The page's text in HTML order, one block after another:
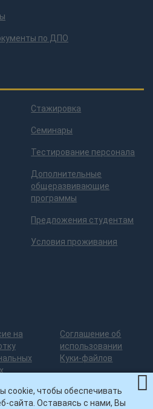
по ДПО
Стажировка
Семинары
Тестирование персонала
Дополнительные
общеразвивающие
программы
Предложения студентам
Условия проживания
на
Соглашение об
использовании
Куки-файлов
cookie, чтобы обеспечивать
сайта. Оставаясь с нами, Вы